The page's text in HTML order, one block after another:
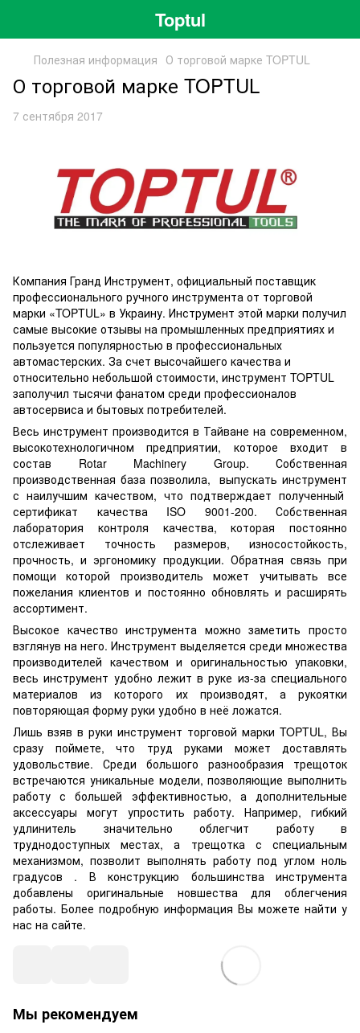
Toptul
Полезная информация О торговой марке TOPTUL
О торговой марке TOPTUL
7 сентября 2017
Компания Гранд Инструмент, официальный поставщик
профессионального ручного инструмента от торговой
марки «TOPTUL» в Украину. Инструмент этой марки получил
самые высокие отзывы на промышленных предприятиях и
пользуется популярностью в профессиональных
автомастерских. За счет высочайшего качества и
относительно небольшой стоимости, инструмент TOPTUL
заполучил тысячи фанатом среди профессионалов
автосервиса и бытовых потребителей.
Весь инструмент производится в Тайване на современном,
высокотехнологичном предприятии, которое входит в
состав Rotar Machinery Group. Собственная
производственная база позволила, выпускать инструмент
с наилучшим качеством, что подтверждает полученный
сертификат качества ISO 9001-200. Собственная
лаборатория контроля качества, которая постоянно
отслеживает точность размеров, износостойкость,
прочность, и эргономику продукции. Обратная связь при
помощи которой производитель может учитывать все
пожелания клиентов и постоянно обновлять и расширять
ассортимент.
Высокое качество инструмента можно заметить просто
взглянув на него. Инструмент выделяется среди множества
производителей качеством и оригинальностью упаковки,
весь инструмент удобно лежит в руке из-за специального
материалов из которого их производят, а рукоятки
повторяющая форму руки удобно в неё ложатся.
Лишь взяв в руки инструмент торговой марки TOPTUL, Вы
сразу поймете, что труд руками может доставлять
удовольствие. Среди большого разнообразия трещоток
встречаются уникальные модели, позволяющие выполнить
работу с большей эффективностью, а дополнительные
аксессуары могут упростить работу. Например, гибкий
удлинитель значительно облегчит работу в
труднодоступных местах, а трещотка с специальным
механизмом, позволит выполнять работу под углом ноль
градусов . В конструкцию большинства инструмента
добавлены оригинальные новшества для облегчения
работы. Более подробную информация Вы можете найти у
нас на сайте.
Мы рекомендуем